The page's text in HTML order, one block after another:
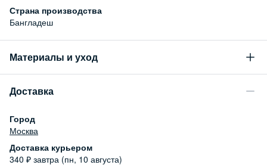
Страна производства
Бангладеш
Материалы и уход
100% хлопок
Бережная стирка при температуре не более 30С, химчистка
запрещена, отбеливание запрещено, машинная сушка
запрещена
Доставка
Город
Москва
Доставка курьером
340 ₽ завтра (пн, 10 августа)